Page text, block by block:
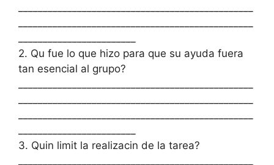
2. Qu fue lo que hizo para que su ayuda fuera
tan esencial al grupo?
3. Quin limit la realizacin de la tarea?